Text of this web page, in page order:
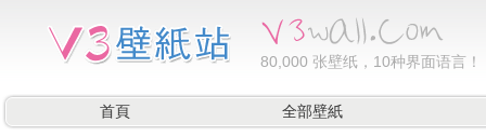
80,000 张壁纸，10种界面语言！
首頁 全部壁紙